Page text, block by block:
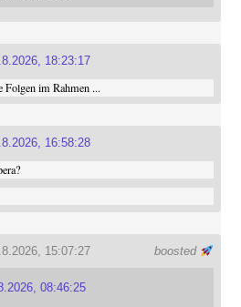
18:23:17
im Rahmen ...
16:58:28
boosted
15:07:27
08:46:25